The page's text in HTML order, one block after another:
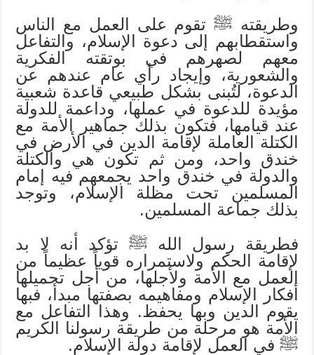
وطريقته ﷺ تقوم على العمل مع الناس
واستقطابهم إلى دعوة الإسلام، والتفاعل
معهم لصهرهم في بوتقته الفكرية
والشعورية، وإيجاد رأي عام عندهم عن
الدعوة، لتُبنى بشكل طبيعي قاعدة شعبية
مؤيدة للدعوة في عملها، وداعمة للدولة
عند قيامها، فتكون بذلك جماهير الأمة مع
الكتلة العاملة لإقامة الدين في الأرض في
خندق واحد، ومن ثم تكون هي والكتلة
والدولة في خندق واحد يجمعهم فيه إمام
المسلمين تحت مظلة الإسلام، وتوجد
بذلك جماعة المسلمين.
فطريقة رسول الله ﷺ تؤكد أنه لا بد
لإقامة الحكم ولاستمراره قوياً عظيماً من
العمل مع الأمة ولأجلها، من أجل تحميلها
أفكار الإسلام ومفاهيمه بصفتها مبدأ، فبها
يقوم الدين وبها يحفظ. وهذا التفاعل مع
الأمة هو مرحلة من طريقة رسولنا الكريم
ﷺ في العمل لإقامة دولة الإسلام.